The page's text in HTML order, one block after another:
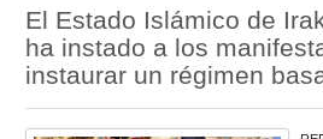
El Estado Islámico de
ha instado a los
instaurar un régimen